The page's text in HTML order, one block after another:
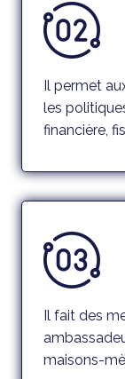
Il permet
les
financière,
Il fait des
maisons-